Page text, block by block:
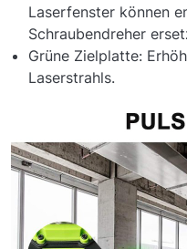
Laserfenster können
Schraubendreher
Grüne Zielplatte:
Laserstrahls.